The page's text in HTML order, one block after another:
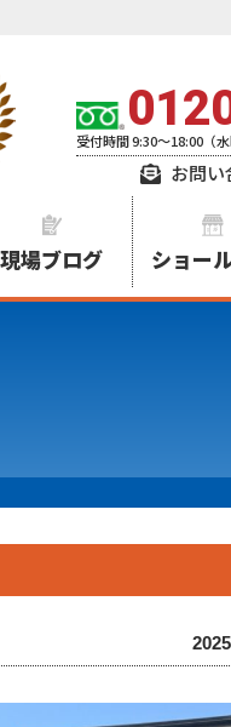
受付時間 9:30～18:00（水
お問い
現場ブログ ショー